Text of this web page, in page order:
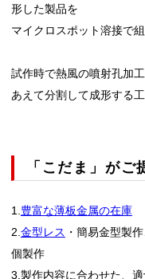
形した製品を
マイクロスポット溶接で
試作時で熱風の噴射孔加
あえて分割して成形する
「こだま」がご
1. 豊富な薄板金属の在庫
2. 金型レス ・簡易金型製
個製作
3.製作内容に合わせた、